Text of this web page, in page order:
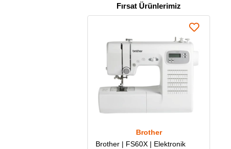
Fırsat Ürünlerimiz
Brother
Brother | FS60X | Elektronik